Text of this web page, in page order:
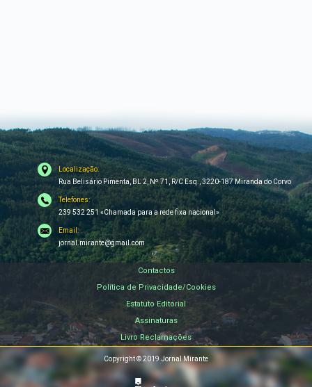
Localização:
Rua Belisário Pimenta, BL 2, Nº 71, R/C Esq., 3220-187 Miranda do Corvo
Telefones:
239 532 251 «Chamada para a rede fixa nacional»
Email:
jornal.mirante@gmail.com
Contactos
Política de Privacidade/Cookies
Estatuto Editorial
Assinaturas
Livro Reclamações
Copyright © 2019 Jornal Mirante